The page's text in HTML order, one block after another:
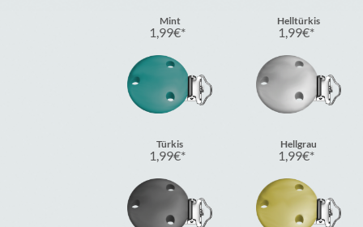
Mint
1,99€
Helltürkis
1,99€
Türkis
1,99€
Hellgrau
1,99€